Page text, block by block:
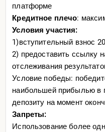
платформе
Кредитное плечо:
Условия участия:
1)вступительный взнос
2) предоставить ссылку
отслеживания
Условие победы:
наибольшей прибылью в
депозиту на момент
Запреты:
Использование более